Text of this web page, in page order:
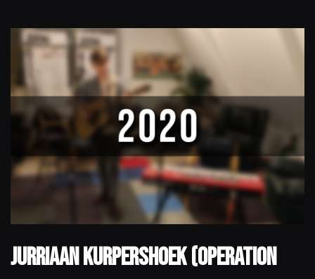
Jurriaan Kurpershoek (Operation